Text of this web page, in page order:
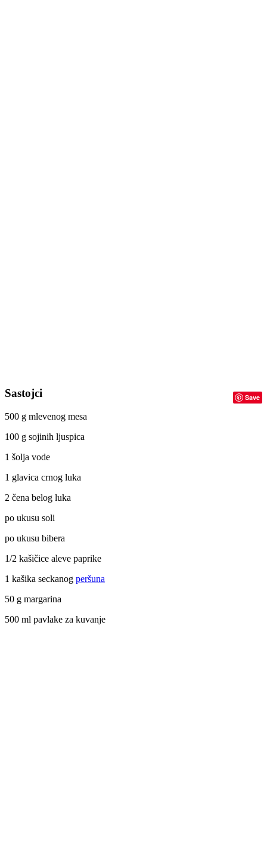
Save
Sastojci
500 g mlevenog mesa
100 g sojinih ljuspica
1 šolja vode
1 glavica crnog luka
2 čena belog luka
po ukusu soli
po ukusu bibera
1/2 kašičice aleve paprike
1 kašika seckanog peršuna
50 g margarina
500 ml pavlake za kuvanje